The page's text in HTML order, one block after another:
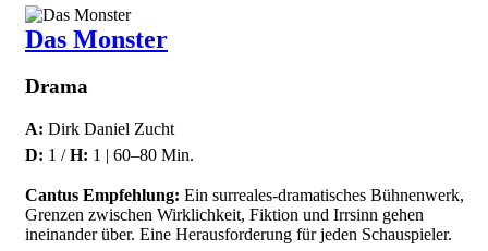
Das Monster
Drama
A: Dirk Daniel Zucht
D: 1 /H: 1 | 60–80 Min.
Cantus Empfehlung: Ein surreales-dramatisches Bühnenwerk,
Grenzen zwischen Wirklichkeit, Fiktion und Irrsinn gehen
ineinander über. Eine Herausforderung für jeden Schauspieler.